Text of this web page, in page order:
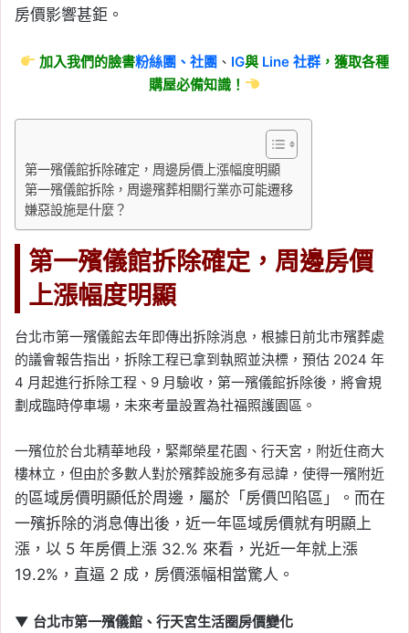
房價影響甚鉅。
加入我們的臉書粉絲團、社團 、 IG與 Line社群 ，獲取各種
購屋必備知識！
第一殯儀館拆除確定，周邊房價上漲幅度明顯
第一殯儀館拆除，周邊殯葬相關行業亦可能遷移
嫌惡設施是什麼？
第一殯儀館拆除確定，周邊房價
上漲幅度明顯
台北市第一殯儀館去年即傳出拆除消息，根據日前北市殯葬處
的議會報告指出，拆除工程已拿到執照並決標，預估 2024 年
4 月起進行拆除工程、9 月驗收，第一殯儀館拆除後，將會規
劃成臨時停車場，未來考量設置為社福照護園區。
一殯位於台北精華地段，緊鄰榮星花園、行天宮，附近住商大
樓林立，但由於多數人對於殯葬設施多有忌諱，使得一殯附近
的區域房價明顯低於周邊，屬於 「房價凹陷區」。而在
一殯拆除的消息傳出後， 近一年區域房價就有明顯上
漲，以 5 年房價上漲 32.% 來看，光近一年就上漲
19.2%，直逼 2 成，房價漲幅相當驚人。
▼ 台北市第一殯儀館、行天宮生活圈房價變化